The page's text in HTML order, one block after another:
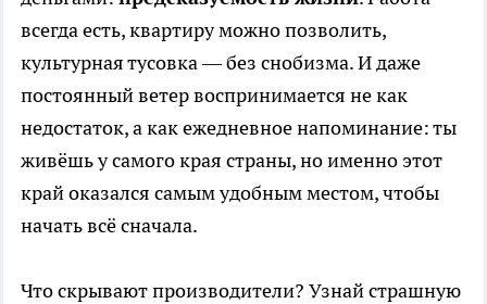
всегда есть, квартиру можно позволить,
культурная тусовка — без снобизма. И даже
постоянный ветер воспринимается не как
недостаток, а как ежедневное напоминание: ты
живёшь у самого края страны, но именно этот
край оказался самым удобным местом, чтобы
начать всё сначала.
Что скрывают производители? Узнай страшную